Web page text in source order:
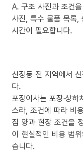
A. 구조 사진과 조건
사진, 특수 물품 목록,
시간이 필요합니다.
신장동 전 지역에서
다.
포장이사는 포장·상하
스라, 조건에 따라 비
짐 양과 현장 조건을
이 현실적인 비용 범
습니다.